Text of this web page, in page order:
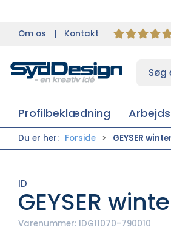
Om os Kontakt
Profilbeklædning
Du er her: Forside GEYSER
ID
GEYSER
Varenummer: IDG11070-790010